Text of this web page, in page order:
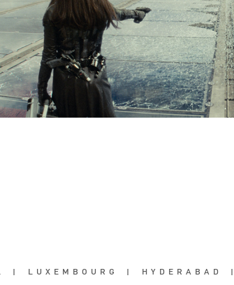
| LUXEMBOURG | HYDERABAD |